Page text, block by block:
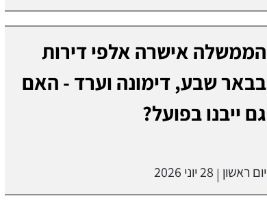
הממשלה אישרה אלפי דירות
בבאר שבע, דימונה וערד - האם
גם ייבנו בפועל?
יום ראשון | 28 יוני 2026